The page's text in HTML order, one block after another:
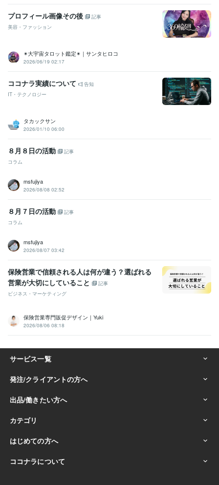
プロフィール画像その後
記事
美容・ファッション
✴︎大宇宙タロット鑑定✴︎｜サンタヒロコ
2026/06/19 02:17
ココナラ実績について
告知
IT・テクノロジー
タカックサン
2026/01/10 06:00
８月８日の活動
記事
コラム
msfujiya
2026/08/08 02:52
８月７日の活動
記事
コラム
msfujiya
2026/08/07 03:42
保険営業で信頼される人は何が違う？選ばれる
営業が大切にしていること
記事
ビジネス・マーケティング
保険営業専門販促デザイン｜Yuki
2026/08/06 08:18